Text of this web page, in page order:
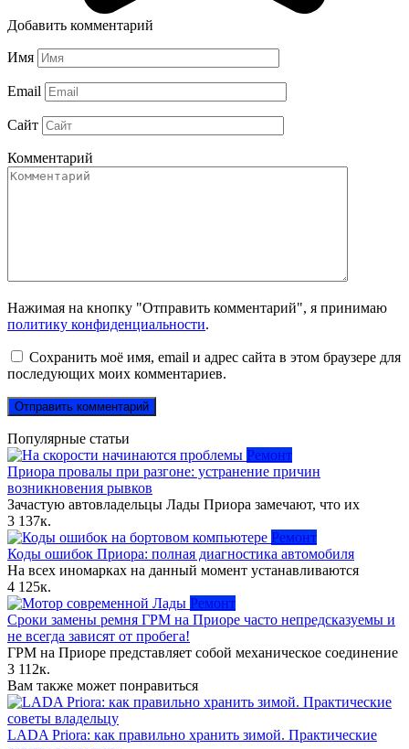
Добавить комментарий
Имя
Email
Сайт
Комментарий
Нажимая на кнопку "Отправить комментарий", я принимаю
политику конфиденциальности.
Сохранить моё имя, email и адрес сайта в этом браузере для
последующих моих комментариев.
Популярные статьи
Ремонт
Приора провалы при разгоне: устранение причин
возникновения рывков
Зачастую автовладельцы Лады Приора замечают, что их
3 137к.
Ремонт
Коды ошибок Приора: полная диагностика автомобиля
На всех иномарках на данный момент устанавливаются
4 125к.
Ремонт
Сроки замены ремня ГРМ на Приоре часто непредсказуемы и
не всегда зависят от пробега!
ГРМ на Приоре представляет собой механическое соединение
3 112к.
Вам также может понравиться
LADA Priora: как правильно хранить зимой. Практические